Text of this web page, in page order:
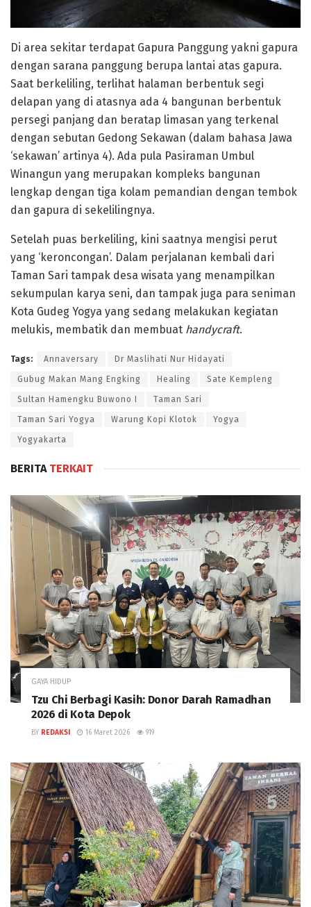
Di area sekitar terdapat Gapura Panggung yakni gapura
dengan sarana panggung berupa lantai atas gapura.
Saat berkeliling, terlihat halaman berbentuk segi
delapan yang di atasnya ada 4 bangunan berbentuk
persegi panjang dan beratap limasan yang terkenal
dengan sebutan Gedong Sekawan (dalam bahasa Jawa
‘sekawan’ artinya 4). Ada pula Pasiraman Umbul
Winangun yang merupakan kompleks bangunan
lengkap dengan tiga kolam pemandian dengan tembok
dan gapura di sekelilingnya.
Setelah puas berkeliling, kini saatnya mengisi perut
yang ‘keroncongan’. Dalam perjalanan kembali dari
Taman Sari tampak desa wisata yang menampilkan
sekumpulan karya seni, dan tampak juga para seniman
Kota Gudeg Yogya yang sedang melakukan kegiatan
melukis, membatik dan membuat handycraft.
Tags: Annaversary Dr Maslihati Nur Hidayati
Gubug Makan Mang Engking Healing Sate Kempleng
Sultan Hamengku Buwono I Taman Sari
Taman Sari Yogya Warung Kopi Klotok Yogya
Yogyakarta
BERITATERKAIT
GAYA HIDUP
Tzu Chi Berbagi Kasih: Donor Darah Ramadhan
2026 di Kota Depok
BY REDAKSI 16 Maret 2026 919